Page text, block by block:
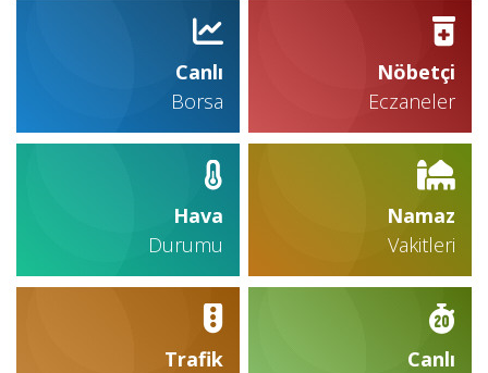
Canlı
Borsa
Nöbetçi
Eczaneler
Hava
Durumu
Namaz
Vakitleri
Trafik
Canlı